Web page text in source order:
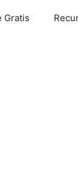
Gratis